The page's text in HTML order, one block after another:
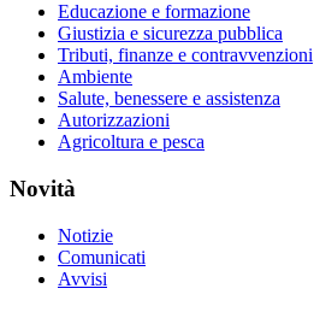
Educazione e formazione
Giustizia e sicurezza pubblica
Tributi, finanze e contravvenzioni
Ambiente
Salute, benessere e assistenza
Autorizzazioni
Agricoltura e pesca
Novità
Notizie
Comunicati
Avvisi